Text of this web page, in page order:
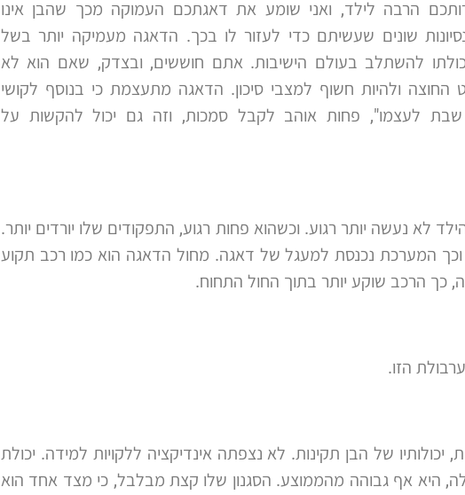
הרבה לילד, ואני שומע את דאגתכם העמוקה מכך שהבן אינו
שונים שעשיתם כדי לעזור לו בכך. הדאגה מעמיקה יותר בשל
להשתלב בעולם הישיבות. אתם חוששים, ובצדק, שאם הוא לא
החוצה ולהיות חשוף למצבי סיכון. הדאגה מתעצמת כי בנוסף לקושי
שבת לעצמו", פחות אוהב לקבל סמכות, וזה גם יכול להקשות על
לא נעשה יותר רגוע. וכשהוא פחות רגוע, התפקודים שלו יורדים יותר.
וכך המערכת נכנסת למעגל של דאגה. מחול הדאגה הוא כמו רכב תקוע
כך הרכב שוקע יותר בתוך החול התחוח.
הזו.
יכולותיו של הבן תקינות. לא נצפתה אינדיקציה ללקויות למידה. יכולת
היא אף גבוהה מהממוצע. הסגנון שלו קצת מבלבל, כי מצד אחד הוא